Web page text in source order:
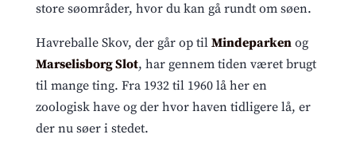
store søområder, hvor du kan gå rundt om søen.
Havreballe Skov, der går op til Mindeparkenog
Marselisborg Slot, har gennem tiden været brugt
til mange ting. Fra 1932 til 1960 lå her en
zoologisk have og der hvor haven tidligere lå, er
der nu søer i stedet.